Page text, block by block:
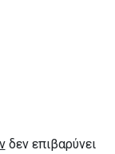
δεν επιβαρύνει